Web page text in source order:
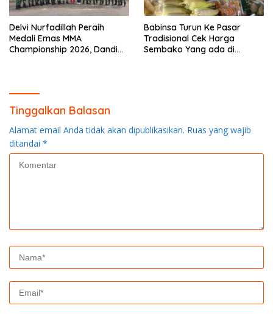
Delvi Nurfadillah Peraih
Medali Emas MMA
Championship 2026, Dandim
Babinsa Turun Ke Pasar
Tradisional Cek Harga
Sembako Yang ada di
Tinggalkan Balasan
Alamat email Anda tidak akan dipublikasikan. Ruas yang wajib
ditandai *